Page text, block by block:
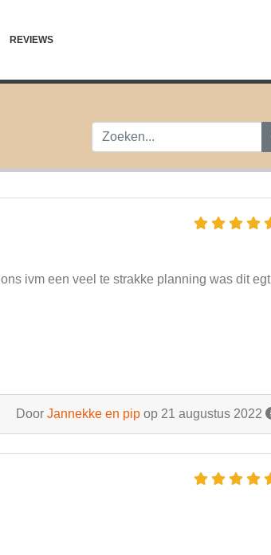
REVIEWS
ivm een veel te strakke planning was dit egt
Door Jannekke en pip op 21 augustus 2022